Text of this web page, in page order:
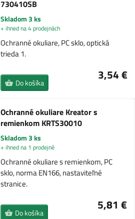
730410SB
Skladom 3 ks
+ ihned na 4 prodejnách
Ochranné okuliare, PC sklo, optická
trieda 1.
3,54 €
Do košíka
Ochranné okuliare Kreator s
remienkom KRTS30010
Skladom 3 ks
+ ihned na 1 prodejně
Ochranné okuliare s remienkom, PC
sklo, norma EN166, nastaviteľné
stranice.
5,81 €
Do košíka